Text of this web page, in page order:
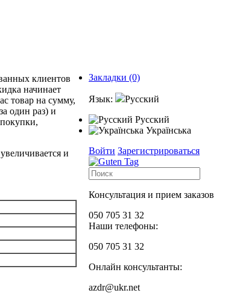
клиентов
начинает
товар на сумму,
один раз) и
и
Закладки (0)
Язык:
Русский
Русский
Українська
Войти Зарегистрироваться
Консультация и прием заказов
050 705 31 32
Наши телефоны:
050 705 31 32
Онлайн консультанты:
azdr@ukr.net